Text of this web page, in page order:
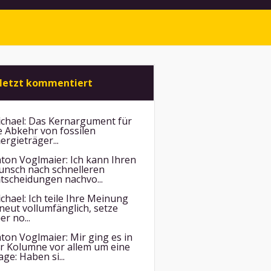
kommentiert
Das Kernargument für
Abkehr von fossilen
Voglmaier: Ich kann Ihren
nach schnelleren
nachvo...
Ich teile Ihre Meinung
vollumfänglich, setze
no...
Voglmaier: Mir ging es in
Kolumne vor allem um eine
Haben si...